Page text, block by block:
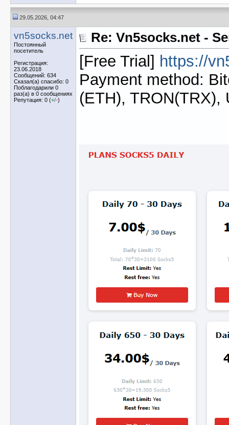
29.05.2026, 04:47
vn5socks.net
Постоянный
посетитель
Регистрация:
23.06.2018
Сообщений: 634
Сказал(а) спасибо: 0
Поблагодарили 0
раз(а) в 0 сообщениях
Репутация: 0 (+/-)
Re: Vn5socks.net -
[Free Trial] https://
Payment method:
(ETH), TRON(TRX),